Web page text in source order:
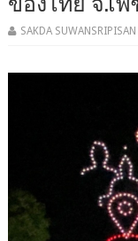
SAKDA SUWANSRIPISAN